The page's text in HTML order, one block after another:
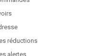
réductions
alertes